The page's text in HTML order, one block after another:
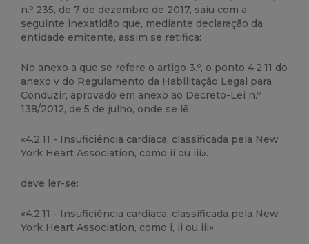
n.º 235, de 7 de dezembro de 2017, saiu com a
seguinte inexatidão que, mediante declaração da
entidade emitente, assim se retifica:
No anexo a que se refere o artigo 3.º, o ponto 4.2.11 do
anexo v do Regulamento da Habilitação Legal para
Conduzir, aprovado em anexo ao Decreto-Lei n.º
138/2012, de 5 de julho, onde se lê:
«4.2.11 - Insuficiência cardíaca, classificada pela New
York Heart Association, como ii ou iii».
deve ler-se:
«4.2.11 - Insuficiência cardíaca, classificada pela New
York Heart Association, como i, ii ou iii».